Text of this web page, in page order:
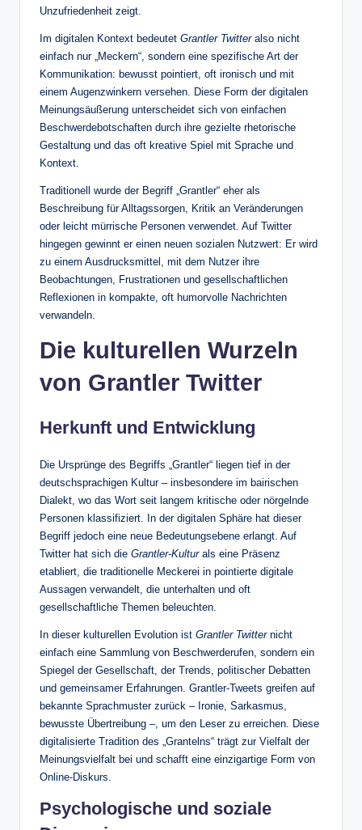
Unzufriedenheit zeigt.
Im digitalen Kontext bedeutet Grantler Twitteralso nicht
einfach nur „Meckern“, sondern eine spezifische Art der
Kommunikation: bewusst pointiert, oft ironisch und mit
einem Augenzwinkern versehen. Diese Form der digitalen
Meinungsäußerung unterscheidet sich von einfachen
Beschwerdebotschaften durch ihre gezielte rhetorische
Gestaltung und das oft kreative Spiel mit Sprache und
Kontext.
Traditionell wurde der Begriff „Grantler“ eher als
Beschreibung für Alltagssorgen, Kritik an Veränderungen
oder leicht mürrische Personen verwendet. Auf Twitter
hingegen gewinnt er einen neuen sozialen Nutzwert: Er wird
zu einem Ausdrucksmittel, mit dem Nutzer ihre
Beobachtungen, Frustrationen und gesellschaftlichen
Reflexionen in kompakte, oft humorvolle Nachrichten
verwandeln.
Die kulturellen Wurzeln
von Grantler Twitter
Herkunft und Entwicklung
Die Ursprünge des Begriffs „Grantler“ liegen tief in der
deutschsprachigen Kultur – insbesondere im bairischen
Dialekt, wo das Wort seit langem kritische oder nörgelnde
Personen klassifiziert. In der digitalen Sphäre hat dieser
Begriff jedoch eine neue Bedeutungsebene erlangt. Auf
Twitter hat sich die Grantler‑Kulturals eine Präsenz
etabliert, die traditionelle Meckerei in pointierte digitale
Aussagen verwandelt, die unterhalten und oft
gesellschaftliche Themen beleuchten.
In dieser kulturellen Evolution ist Grantler Twitternicht
einfach eine Sammlung von Beschwerderufen, sondern ein
Spiegel der Gesellschaft, der Trends, politischer Debatten
und gemeinsamer Erfahrungen. Grantler‑Tweets greifen auf
bekannte Sprachmuster zurück – Ironie, Sarkasmus,
bewusste Übertreibung –, um den Leser zu erreichen. Diese
digitalisierte Tradition des „Grantelns“ trägt zur Vielfalt der
Meinungsvielfalt bei und schafft eine einzigartige Form von
Online‑Diskurs.
Psychologische und soziale